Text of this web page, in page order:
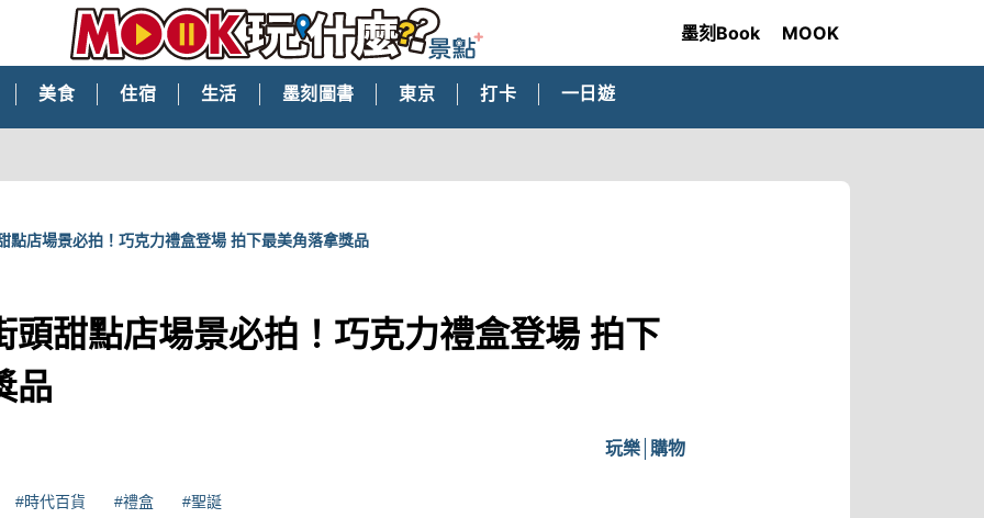
墨刻Book MOOK
美食 住宿 生活 墨刻圖書 東京 打卡 一日遊
點店場景必拍！巧克力禮盒登場 拍下最美角落拿獎品
頭甜點店場景必拍！巧克力禮盒登場 拍下
品
玩樂 購物
#時代百貨 #禮盒 #聖誕